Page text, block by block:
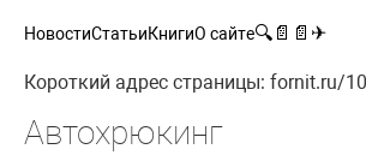
НовостиСтатьиКнигиО сайте🔍 📄 📄 ✈
Короткий адрес страницы: fornit.ru/
Автохрюкинг